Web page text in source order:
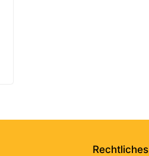
Rechtliches